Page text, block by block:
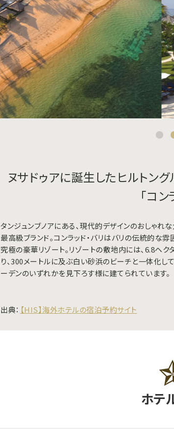
ヌサドゥアに誕生したヒルトン
「コン
タンジュンブノアにある、現代的デザインのおしゃれ
最高級ブランド。コンラッド・バリはバリの伝統的な
究極の豪華リゾート。リゾートの敷地内には、6.8ヘ
り、300メートルに及ぶ白い砂浜のビーチと一体化し
ーデンのいずれかを見下ろす様に建てられています。
出典： 【HIS】海外ホテルの宿泊予約サイト
ホテ